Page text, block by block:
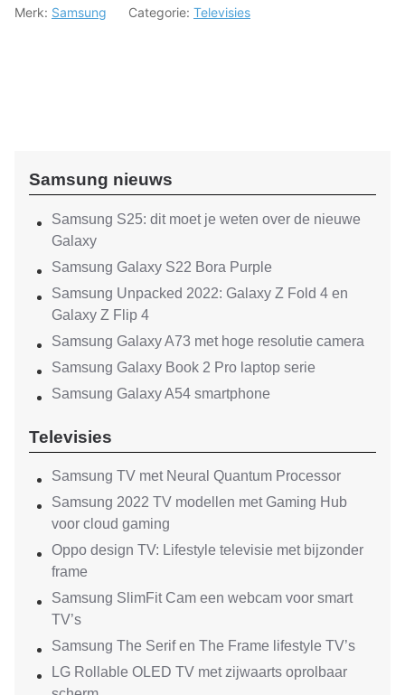
Merk: Samsung Categorie: Televisies
Samsung nieuws
Samsung S25: dit moet je weten over de nieuwe
Galaxy
Samsung Galaxy S22 Bora Purple
Samsung Unpacked 2022: Galaxy Z Fold 4 en
Galaxy Z Flip 4
Samsung Galaxy A73 met hoge resolutie camera
Samsung Galaxy Book 2 Pro laptop serie
Samsung Galaxy A54 smartphone
Televisies
Samsung TV met Neural Quantum Processor
Samsung 2022 TV modellen met Gaming Hub
voor cloud gaming
Oppo design TV: Lifestyle televisie met bijzonder
frame
Samsung SlimFit Cam een webcam voor smart
TV’s
Samsung The Serif en The Frame lifestyle TV’s
LG Rollable OLED TV met zijwaarts oprolbaar